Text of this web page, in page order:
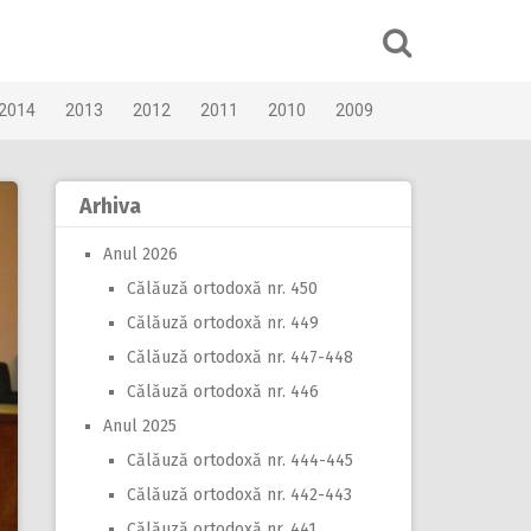
2013 2012 2011 2010 2009
Arhiva
Anul 2026
Călăuză ortodoxă nr. 450
Călăuză ortodoxă nr. 449
Călăuză ortodoxă nr. 447-448
Călăuză ortodoxă nr. 446
Anul 2025
Călăuză ortodoxă nr. 444-445
Călăuză ortodoxă nr. 442-443